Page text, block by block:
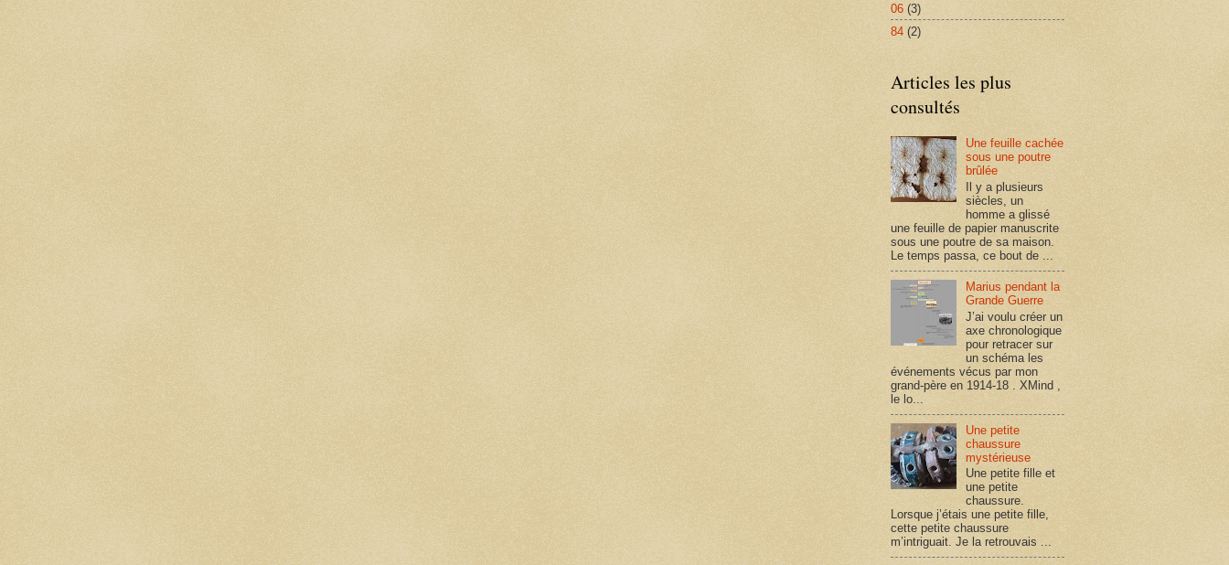
06 (3)
84 (2)
Articles les plus
consultés
Une feuille cachée
sous une poutre
brûlée
Il y a plusieurs
siècles, un
homme a glissé
une feuille de papier manuscrite
sous une poutre de sa maison.
Le temps passa, ce bout de ...
Marius pendant la
Grande Guerre
J’ai voulu créer un
axe chronologique
pour retracer sur
un schéma les
événements vécus par mon
grand-père en 1914-18 . XMind ,
le lo...
Une petite
chaussure
mystérieuse
Une petite fille et
une petite
chaussure.
Lorsque j’étais une petite fille,
cette petite chaussure
m’intriguait. Je la retrouvais ...